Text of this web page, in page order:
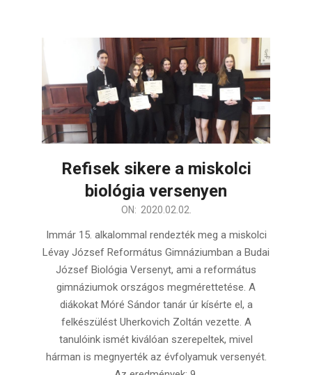
Refisek sikere a miskolci
biológia versenyen
ON: 2020.02.02.
Immár 15. alkalommal rendezték meg a miskolci
Lévay József Református Gimnáziumban a Budai
József Biológia Versenyt, ami a református
gimnáziumok országos megmérettetése. A
diákokat Móré Sándor tanár úr kísérte el, a
felkészülést Uherkovich Zoltán vezette. A
tanulóink ismét kiválóan szerepeltek, mivel
hárman is megnyerték az évfolyamuk versenyét.